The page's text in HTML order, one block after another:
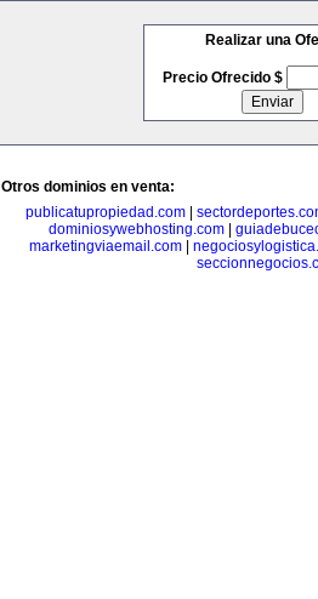
Realizar una
Precio Ofrecido $
Otros dominios en venta:
publicatupropiedad.com
dominiosywebhosting.com|
marketingviaemail.com|